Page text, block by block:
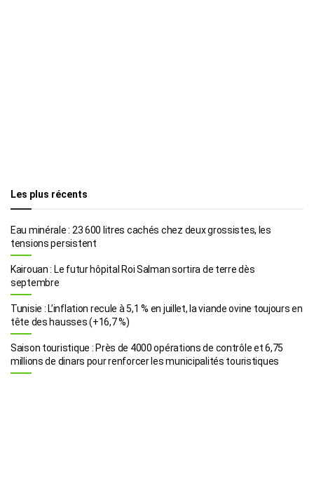
Les plus récents
Eau minérale : 23 600 litres cachés chez deux grossistes, les
tensions persistent
Kairouan : Le futur hôpital Roi Salman sortira de terre dès
septembre
Tunisie : L’inflation recule à 5,1 % en juillet, la viande ovine toujours en
tête des hausses (+16,7 %)
Saison touristique : Près de 4000 opérations de contrôle et 6,75
millions de dinars pour renforcer les municipalités touristiques